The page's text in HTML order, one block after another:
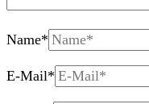
Name*
E-Mail*